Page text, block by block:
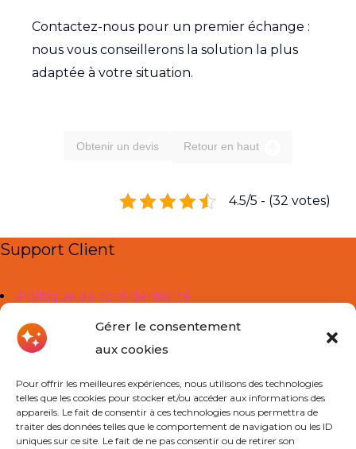
Gérer le consentement
aux cookies
Pour offrir les meilleures expériences, nous utilisons des technologies
telles que les cookies pour stocker et/ou accéder aux informations des
appareils. Le fait de consentir à ces technologies nous permettra de
traiter des données telles que le comportement de navigation ou les ID
uniques sur ce site. Le fait de ne pas consentir ou de retirer son
Contactez-nous pour un premier échange :
nous vous conseillerons la solution la plus
adaptée à votre situation.
Obtenir un devis Retour en haut
4.5/5 - (32 votes)
Support Client
Politique de confidentialité
Mentions légales
À propos de nous
Cours Particuliers